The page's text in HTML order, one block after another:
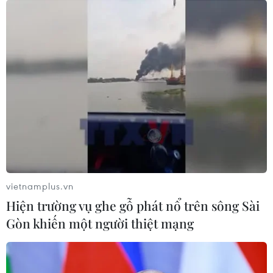
12/01/2022 00:39
Theo quy định mới, các nhân viên nhà thuốc phải có
chứng nhận đã được đào tạo về tiêm chủng. Ngoài ra,
các dược sỹ thực hiện tiêm vaccine cũng sẽ được trả
tiền công giống như các bác sỹ.
vietnamplus.vn
Hiện trường vụ ghe gỗ phát nổ trên sông Sài
Gòn khiến một người thiệt mạng